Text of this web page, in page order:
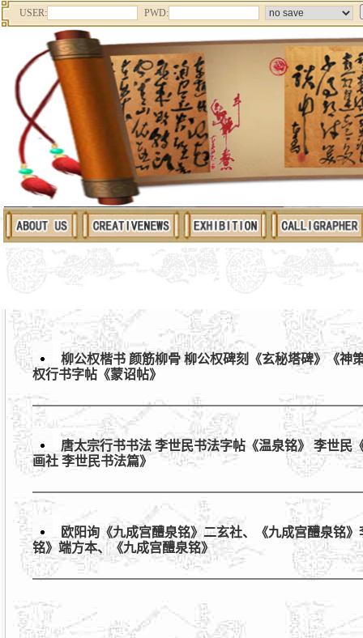
USER: PWD:
PAINTING AND CALLIGRAPHY 东方白狂草书法 东方白 苏轼 东方白诗词 东方白诗文 东方白书
柳公权楷书 颜筋柳骨 柳公权碑刻《玄秘塔碑》《神
权行书字帖《蒙诏帖》
唐太宗行书书法 李世民书法字帖《温泉铭》 李世民
画社 李世民书法篇》
欧阳询《九成宫醴泉铭》二玄社、《九成宫醴泉铭
铭》端方本、《九成宫醴泉铭》